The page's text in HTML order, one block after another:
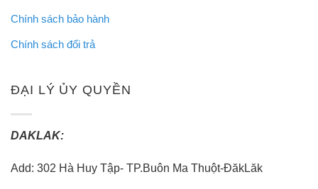
Chính sách bảo hành
Chính sách đổi trả
ĐẠI LÝ ỦY QUYỀN
DAKLAK:
Add: 302 Hà Huy Tập- TP.Buôn Ma Thuột-ĐăkLăk